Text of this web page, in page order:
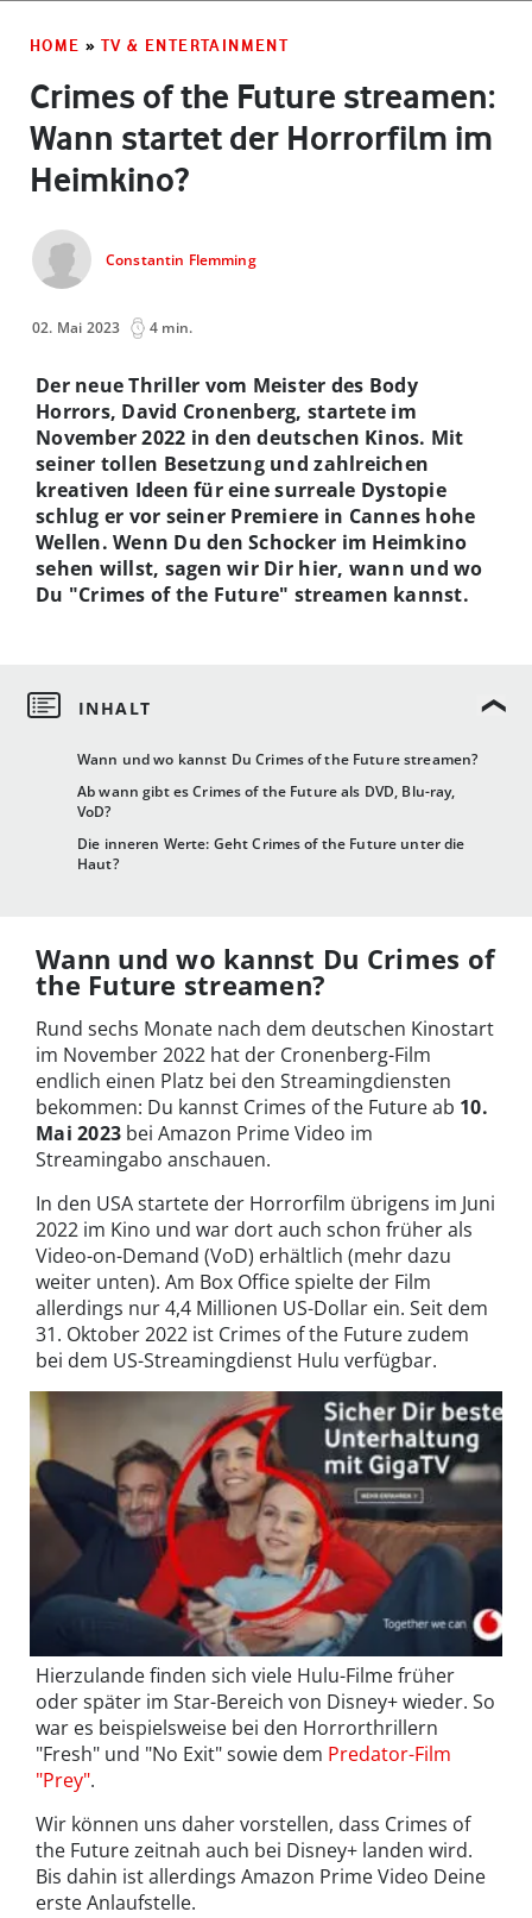
HOME » TV & ENTERTAINMENT
Crimes of the Future streamen:
Wann startet der Horrorfilm im
Heimkino?
Constantin Flemming
02. Mai 2023 4 min.
Wann und wo kannst Du Crimes of the Future streamen?
Ab wann gibt es Crimes of the Future als DVD, Blu-ray,
VoD?
Die inneren Werte: Geht Crimes of the Future unter die
Haut?
Der neue Thriller vom Meister des Body
Horrors, David Cronenberg, startete im
November 2022 in den deutschen Kinos. Mit
seiner tollen Besetzung und zahlreichen
kreativen Ideen für eine surreale Dystopie
schlug er vor seiner Premiere in Cannes hohe
Wellen. Wenn Du den Schocker im Heimkino
sehen willst, sagen wir Dir hier, wann und wo
Du "Crimes of the Future" streamen kannst.
Wann und wo kannst Du Crimes of
the Future streamen?
Rund sechs Monate nach dem deutschen Kinostart
im November 2022 hat der Cronenberg-Film
endlich einen Platz bei den Streamingdiensten
bekommen: Du kannst Crimes of the Future ab 10.
Mai 2023 bei Amazon Prime Video im
Streamingabo anschauen.
In den USA startete der Horrorfilm übrigens im Juni
2022 im Kino und war dort auch schon früher als
Video-on-Demand (VoD) erhältlich (mehr dazu
weiter unten). Am Box Office spielte der Film
allerdings nur 4,4 Millionen US-Dollar ein. Seit dem
31. Oktober 2022 ist Crimes of the Future zudem
bei dem US-Streamingdienst Hulu verfügbar.
Hierzulande finden sich viele Hulu-Filme früher
oder später im Star-Bereich von Disney+ wieder. So
war es beispielsweise bei den Horrorthrillern
"Fresh" und "No Exit" sowie dem Predator-Film
"Prey".
Wir können uns daher vorstellen, dass Crimes of
the Future zeitnah auch bei Disney+ landen wird.
Bis dahin ist allerdings Amazon Prime Video Deine
erste Anlaufstelle.